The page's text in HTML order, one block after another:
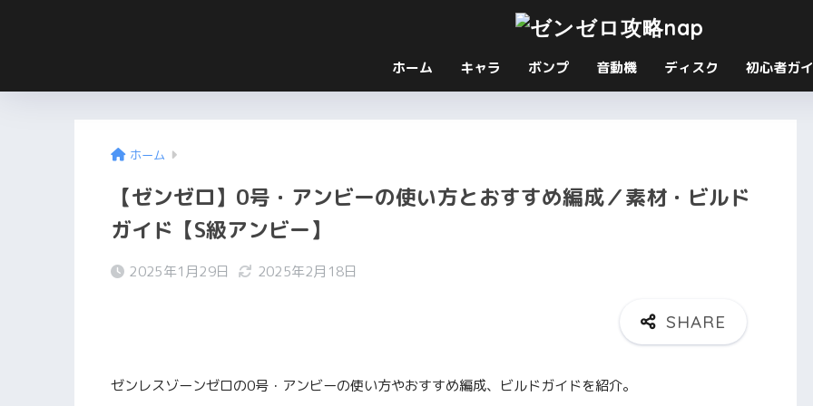
ホーム キャラ ボンプ 音動機 ディスク 初心者ガ
ホーム
【ゼンゼロ】0号・アンビーの使い方とおすすめ編成／素材・ビルド
ガイド【S級アンビー】
2025年1月29日 2025年2月18日
ゼンレスゾーンゼロの0号・アンビーの使い方やおすすめ編成、ビルドガイドを紹介。